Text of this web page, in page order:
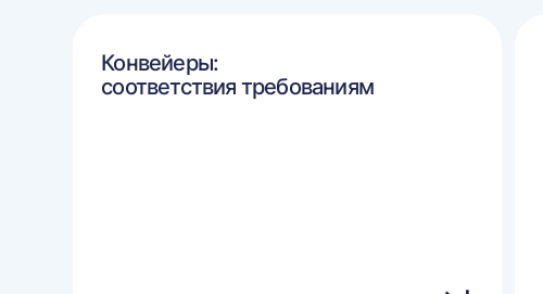
Конвейеры:
соответствия требованиям